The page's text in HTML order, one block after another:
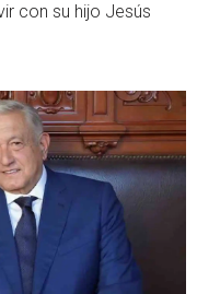
con su hijo Jesús